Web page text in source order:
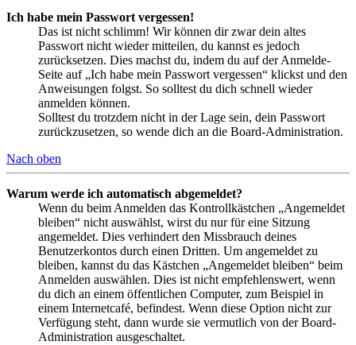
Ich habe mein Passwort vergessen!
Das ist nicht schlimm! Wir können dir zwar dein altes
Passwort nicht wieder mitteilen, du kannst es jedoch
zurücksetzen. Dies machst du, indem du auf der Anmelde-
Seite auf „Ich habe mein Passwort vergessen“ klickst und den
Anweisungen folgst. So solltest du dich schnell wieder
anmelden können.
Solltest du trotzdem nicht in der Lage sein, dein Passwort
zurückzusetzen, so wende dich an die Board-Administration.
Nach oben
Warum werde ich automatisch abgemeldet?
Wenn du beim Anmelden das Kontrollkästchen „Angemeldet
bleiben“ nicht auswählst, wirst du nur für eine Sitzung
angemeldet. Dies verhindert den Missbrauch deines
Benutzerkontos durch einen Dritten. Um angemeldet zu
bleiben, kannst du das Kästchen „Angemeldet bleiben“ beim
Anmelden auswählen. Dies ist nicht empfehlenswert, wenn
du dich an einem öffentlichen Computer, zum Beispiel in
einem Internetcafé, befindest. Wenn diese Option nicht zur
Verfügung steht, dann wurde sie vermutlich von der Board-
Administration ausgeschaltet.